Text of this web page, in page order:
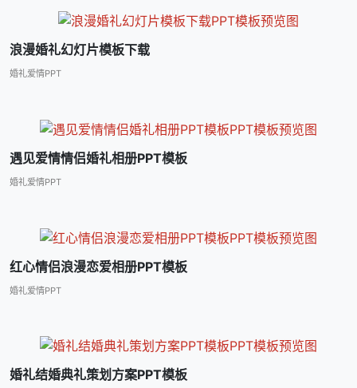
浪漫婚礼幻灯片模板下载
婚礼爱情PPT
遇见爱情情侣婚礼相册PPT模板
婚礼爱情PPT
红心情侣浪漫恋爱相册PPT模板
婚礼爱情PPT
婚礼结婚典礼策划方案PPT模板